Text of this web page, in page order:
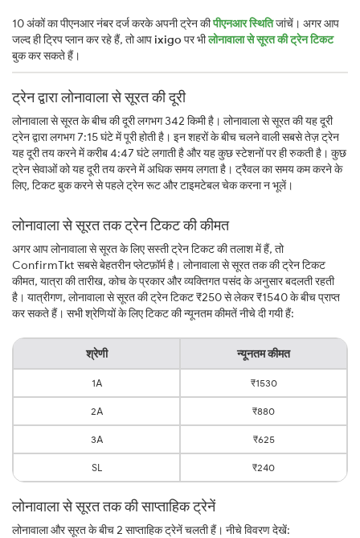
10 अंकों का पीएनआर नंबर दर्ज करके अपनी ट्रेन कीपीएनआर स्थितिजांचें। अगर आप
जल्द ही ट्रिप प्लान कर रहे हैं, तो आपixigoपर भीलोनावाला से सूरत की ट्रेन टिकट
बुक कर सकते हैं।
ट्रेन द्वारा लोनावाला से सूरत की दूरी
लोनावाला से सूरत के बीच की दूरी लगभग 342 किमी है। लोनावाला से सूरत की यह दूरी
ट्रेन द्वारा लगभग 7:15 घंटे में पूरी होती है। इन शहरों के बीच चलने वाली सबसे तेज़ ट्रेन
यह दूरी तय करने में करीब 4:47 घंटे लगाती है और यह कुछ स्टेशनों पर ही रुकती है। कुछ
ट्रेन सेवाओं को यह दूरी तय करने में अधिक समय लगता है। ट्रैवल का समय कम करने के
लिए, टिकट बुक करने से पहले ट्रेन रूट और टाइमटेबल चेक करना न भूलें।
लोनावाला से सूरत तक ट्रेन टिकट की कीमत
अगर आप लोनावाला से सूरत के लिए सस्ती ट्रेन टिकट की तलाश में हैं, तो
ConfirmTkt सबसे बेहतरीन प्लेटफ़ॉर्म है। लोनावाला से सूरत तक की ट्रेन टिकट
कीमत, यात्रा की तारीख, कोच के प्रकार और व्यक्तिगत पसंद के अनुसार बदलती रहती
है। यात्रीगण, लोनावाला से सूरत की ट्रेन टिकट ₹250 से लेकर ₹1540 के बीच प्राप्त
कर सकते हैं। सभी श्रेणियों के लिए टिकट की न्यूनतम कीमतें नीचे दी गयी हैं:
श्रेणी न्यूनतम कीमत
1A ₹1530
2A ₹880
3A ₹625
SL ₹240
लोनावाला से सूरत तक की साप्ताहिक ट्रेनें
लोनावाला और सूरत के बीच 2 साप्ताहिक ट्रेनें चलती हैं। नीचे विवरण देखें: